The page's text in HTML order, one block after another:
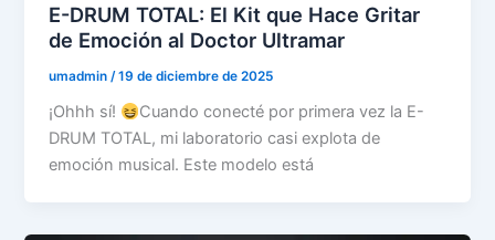
E-DRUM TOTAL: El Kit que Hace Gritar
de Emoción al Doctor Ultramar
umadmin /19 de diciembre de 2025
¡Ohhh sí!
Cuando conecté por primera vez la E-
DRUM TOTAL, mi laboratorio casi explota de
emoción musical. Este modelo está